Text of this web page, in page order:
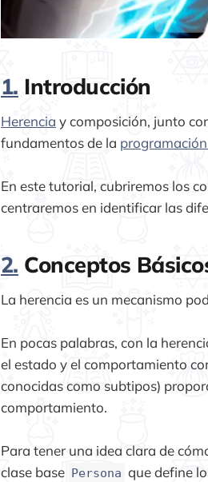
1. Introducción
Herencia y composición, junto
fundamentos de la
En este tutorial, cubriremos los
centraremos en identificar las
2. Conceptos
La herencia es un mecanismo
En pocas palabras, con la
el estado y el comportamiento
conocidas como subtipos)
comportamiento.
Para tener una idea clara de
clase base Persona que define